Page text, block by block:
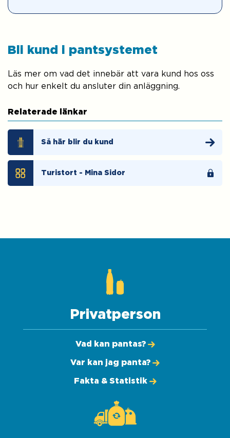
Bli kund i pantsystemet
Läs mer om vad det innebär att vara kund hos oss
och hur enkelt du ansluter din anläggning.
Relaterade länkar
Så här blir du kund
Turistort - Mina Sidor
Privatperson
Vad kan pantas?
Var kan jag panta?
Fakta & Statistik